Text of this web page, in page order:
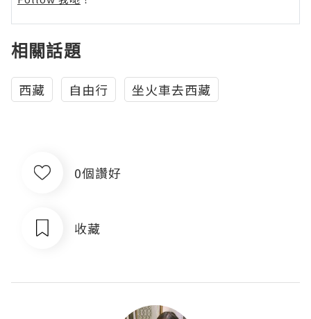
相關話題
西藏 自由行 坐火車去西藏
0個讚好
收藏